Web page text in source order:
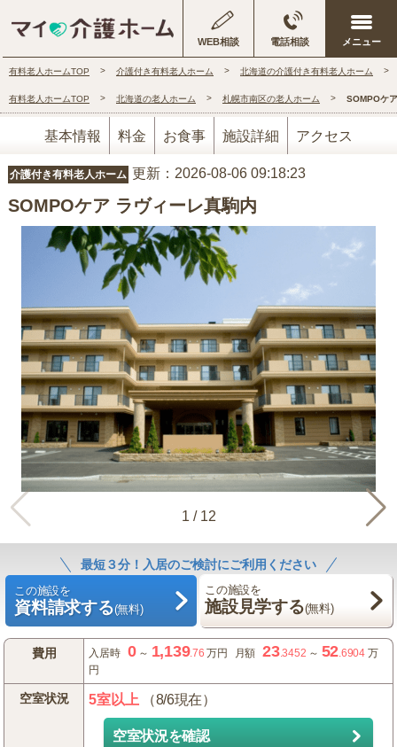
WEB相談 電話相談
有料老人ホームTOP 介護付き有料老人ホーム 北海道の介護付き有料老人ホーム
有料老人ホームTOP 北海道の老人ホーム 札幌市南区の老人ホーム SOMPOケ
基本情報 料金 お食事 施設詳細 アクセス
介護付き有料老人ホーム 更新：2026-08-06 09:18:23
SOMPOケア ラヴィーレ真駒内
1 / 12
最短３分！入居のご検討にご利用ください
この施設を
資料請求する(無料)
この施設を
施設見学する(無料)
費用 入居時 0～ 1,139.76 万円 月額 23.3452 ～ 52.6904 万
円
空室状況 5室以上 （8/6現在）
空室状況を確認